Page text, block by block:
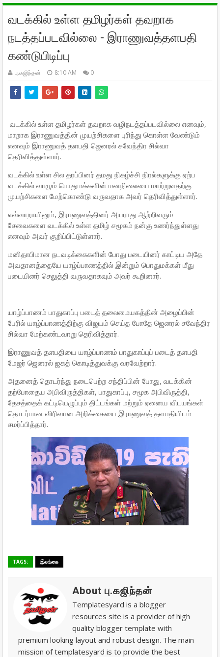
வடக்கில் உள்ள தமிழர்கள் தவறாக
நடத்தப்படவில்லை - இராணுவத்தளபதி
கண்டுபிடிப்பு
பு.கஜிந்தன் 8:10 AM 0
வடக்கில் உள்ள தமிழர்கள் தவறாக வழிநடத்தப்படவில்லை எனவும்,
மாறாக இராணுவத்தின் முயற்சிகளை புரிந்து கொள்ள வேண்டும்
எனவும் இராணுவத் தளபதி ஜெனரல் சவேந்திர சில்வா
தெரிவித்துள்ளார்.
வடக்கில் உள்ள சில தரப்பினர் தமது நிகழ்ச்சி நிரல்களுக்கு ஏற்ப
வடக்கில் வாழும் பொதுமக்களின் மனநிலையை மாற்றுவதற்கு
முயற்சிகளை மேற்கொண்டு வருவதாக அவர் தெரிவித்துள்ளார்.
எவ்வாறாயினும், இராணுவத்தினர் அயராது ஆற்றிவரும்
சேவைகளை வடக்கில் உள்ள தமிழ் சமூகம் நன்கு உணர்ந்துள்ளது
எனவும் அவர் குறிப்பிட்டுள்ளார்.
மனிதாபிமான நடவடிக்கைகளின் போது படையினர் காட்டிய அதே
அவதானத்தையே யாழ்ப்பாணத்தில் இன்றும் பொதுமக்கள் மீது
படையினர் செலுத்தி வருவதாகவும் அவர் கூறினார்.
யாழ்ப்பாணம் பாதுகாப்பு படைத் தலைமையகத்தின் அழைப்பின்
பேரில் யாழ்ப்பாணத்திற்கு விஜயம் செய்த போதே ஜெனரல் சவேந்திர
சில்வா மேற்கண்டவாறு தெரிவித்தார்.
இராணுவத் தளபதியை யாழ்ப்பாணம் பாதுகாப்புப் படைத் தளபதி
மேஜர் ஜெனரல் ஜகத் கொடித்துவக்கு வரவேற்றார்.
அதனைத் தொடர்ந்து நடைபெற்ற சந்திப்பின் போது, ​​வடக்கின்
தற்போதைய அபிவிருத்திகள், பாதுகாப்பு, சமூக அபிவிருத்தி,
தேசத்தைக் கட்டியெழுப்பும் திட்டங்கள் மற்றும் ஏனைய விடயங்கள்
தொடர்பான விரிவான அறிக்கையை இராணுவத் தளபதியிடம்
சமர்ப்பித்தார்.
TAGS: இலங்கை
About பு.கஜிந்தன்
Templatesyard is a blogger
resources site is a provider of high
quality blogger template with
premium looking layout and robust design. The main
mission of templatesyard is to provide the best